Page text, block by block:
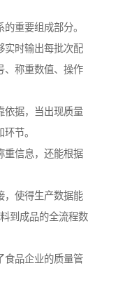
重要组成部分。
实时输出每批次配
、称重数值、操作
依据，当出现质量
节。
重信息，还能根据
，使得生产数据能
到成品的全流程数
食品企业的质量管